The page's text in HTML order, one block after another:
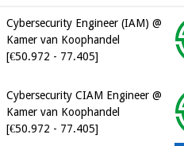
Cybersecurity Engineer (IAM) @
Kamer van Koophandel
[€50.972 - 77.405]
Cybersecurity CIAM Engineer @
Kamer van Koophandel
[€50.972 - 77.405]